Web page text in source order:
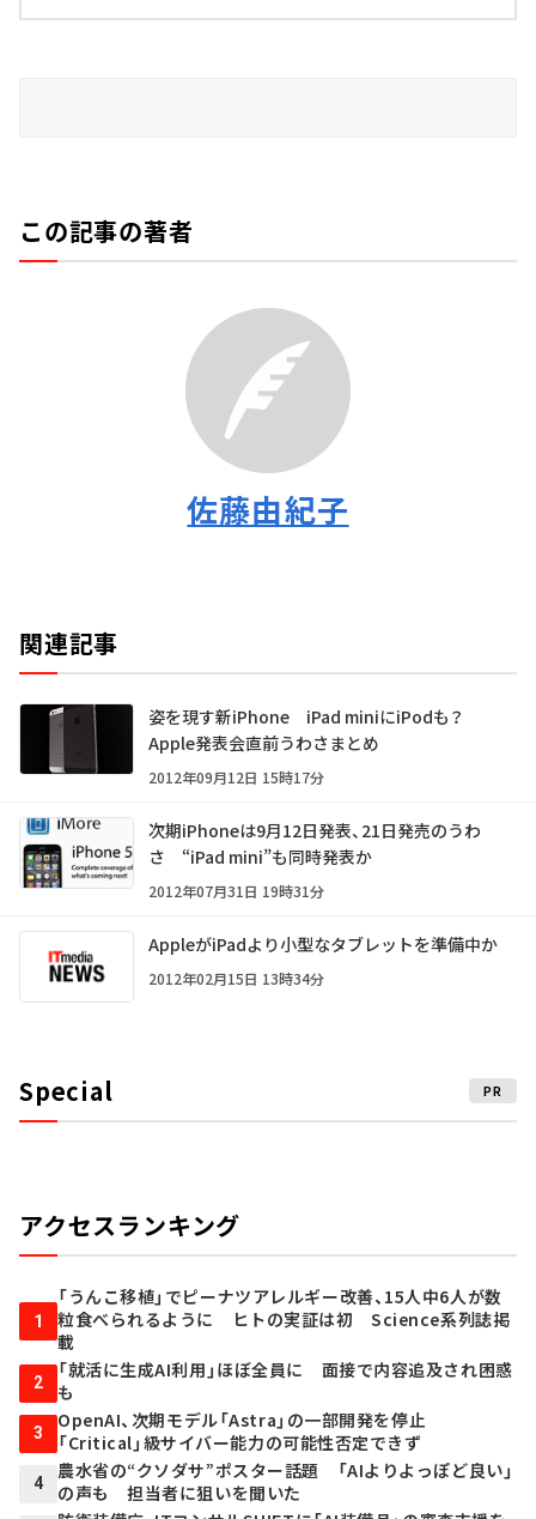
この記事の著者
佐藤由紀子
関連記事
姿を現す新iPhone iPad miniにiPodも？
Apple発表会直前うわさまとめ
2012年09月12日 15時17分
次期iPhoneは9月12日発表、21日発売のうわ
さ “iPad mini”も同時発表か
2012年07月31日 19時31分
AppleがiPadより小型なタブレットを準備中か
2012年02月15日 13時34分
Special PR
アクセスランキング
1
「うんこ移植」でピーナツアレルギー改善、15人中6人が数
粒食べられるように ヒトの実証は初 Science系列誌掲
載
2
「就活に生成AI利用」ほぼ全員に 面接で内容追及され困惑
も
3
OpenAI、次期モデル「Astra」の一部開発を停止
「Critical」級サイバー能力の可能性否定できず
4
農水省の“クソダサ”ポスター話題 「AIよりよっぽど良い」
の声も 担当者に狙いを聞いた